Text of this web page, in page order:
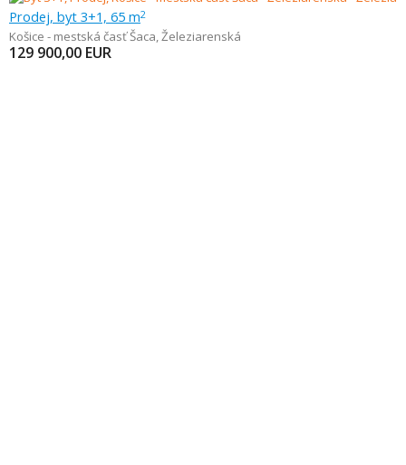
Prodej, byt 3+1, 65 m2
Košice - mestská časť Šaca,Železiarenská
129 900,00 EUR